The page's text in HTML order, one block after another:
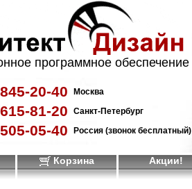
программное обеспечение
845-20-40 Москва
615-81-20 Санкт-Петербург
505-05-40 Россия (звонок бесплатный)
Корзина Акции!